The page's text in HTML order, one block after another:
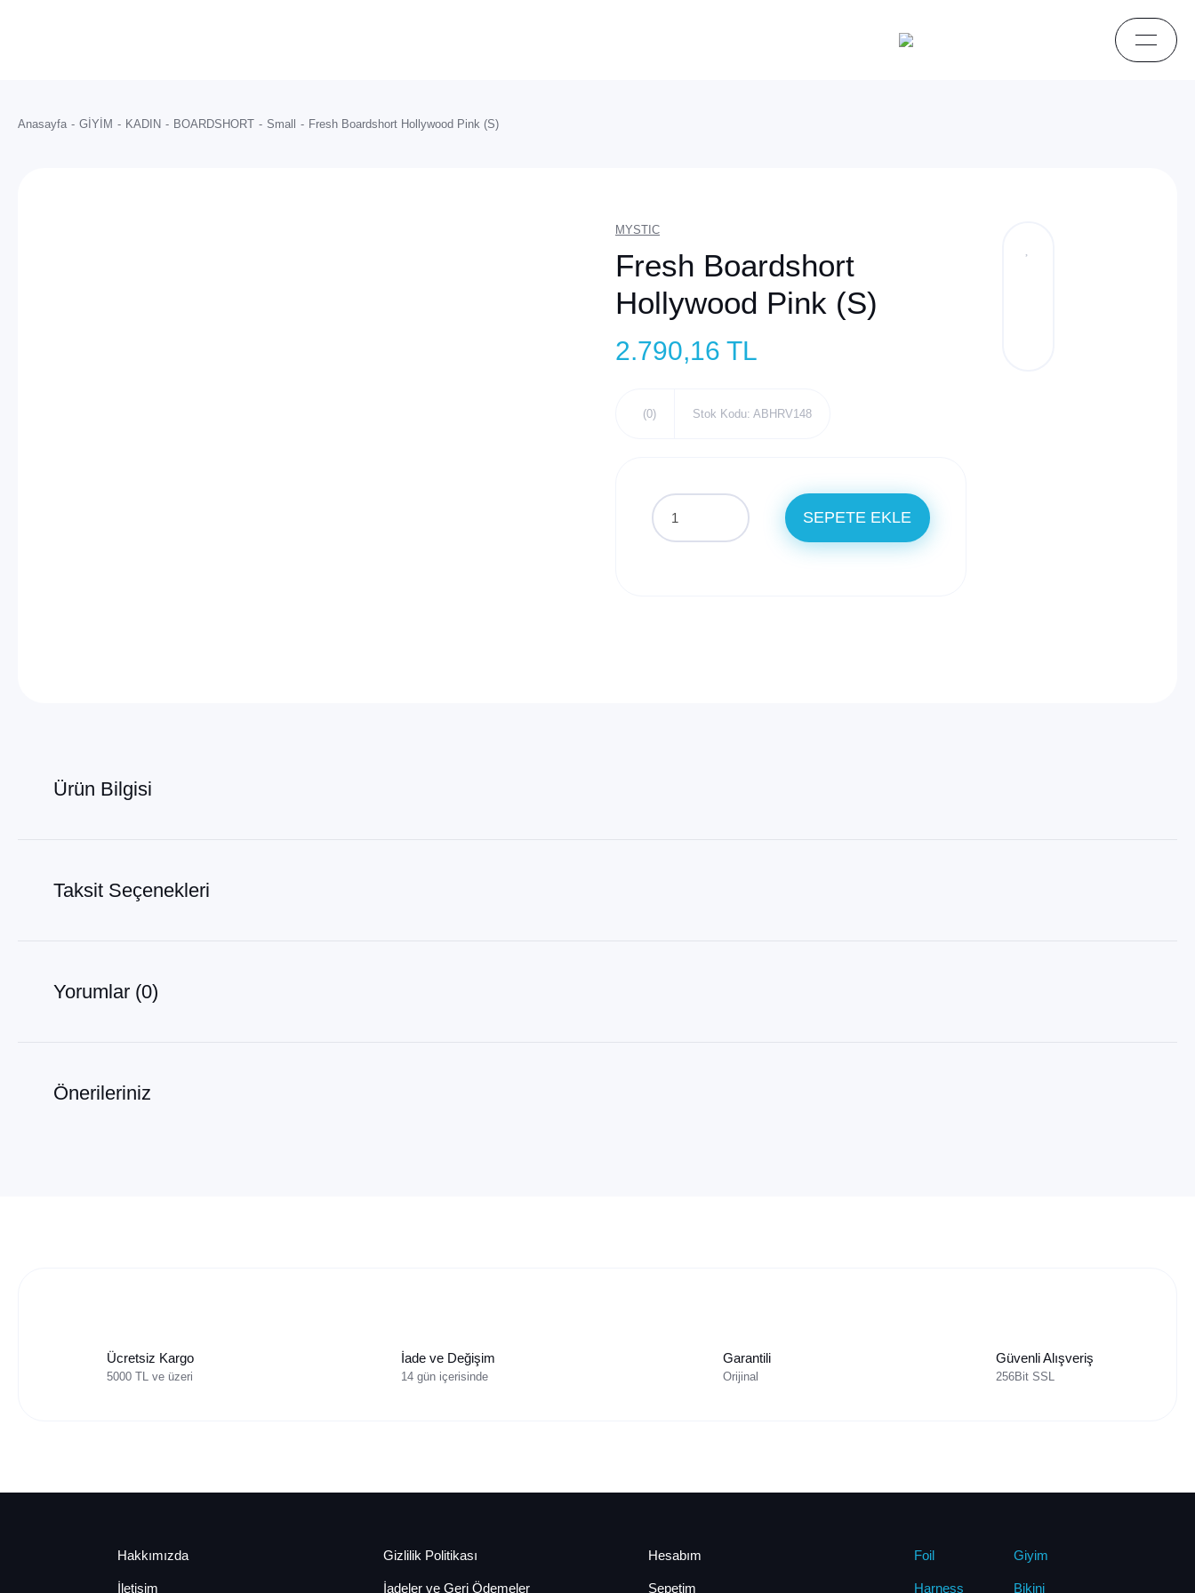
Anasayfa GİYİM KADIN BOARDSHORT Small Fresh Boardshort Hollywood Pink (S)
MYSTIC
Fresh Boardshort
Hollywood Pink (S)
2.790,16 TL
(0) Stok Kodu: ABHRV148
SEPETE EKLE
Ürün Bilgisi
Taksit Seçenekleri
Yorumlar (0)
Önerileriniz
Ücretsiz Kargo
5000 TL ve üzeri
İade ve Değişim
14 gün içerisinde
Garantili
Orijinal
Güvenli Alışveriş
256Bit SSL
Hakkımızda
İletişim
Gizlilik Politikası
İadeler ve Geri Ödemeler
Hesabım
Sepetim
Foil
Harness
Giyim
Bikini